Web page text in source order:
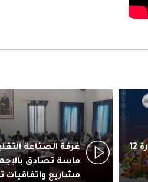
أكادير تستعد لاحتضان الدورة 12
غرفة الصناعة
ماسة تصادق
مشاريع واتفاقيات